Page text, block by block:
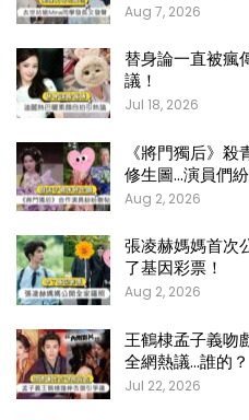
Aug 7, 2026
替身論一直被瘋
議！
Jul 18, 2026
《將門獨后》
修生圖…演員們
Aug 2, 2026
張凌赫媽媽首次
了基因彩票！
Aug 2, 2026
王鶴棣孟子義吻
全網熱議…誰的？
Jul 22, 2026